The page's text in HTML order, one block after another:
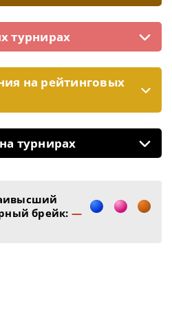
турнирах
на рейтинговых
турнирах
брейк: —